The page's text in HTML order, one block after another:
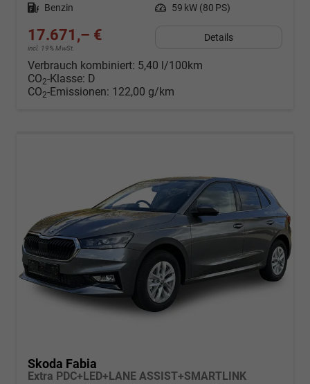
Kraftstoff Benzin Leistung 59 kW (80 PS)
17.671,– €
incl. 19% MwSt.
Details
Verbrauch kombiniert: 5,40 l/100km
CO2-Klasse: D
CO2-Emissionen: 122,00 g/km
Skoda Fabia
Extra PDC+LED+LANE ASSIST+SMARTLINK